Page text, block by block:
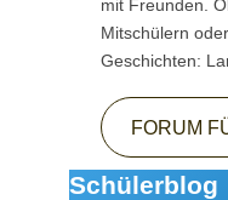
mit Freunden.
Mitschülern
Geschichten:
FORUM
Schülerblog